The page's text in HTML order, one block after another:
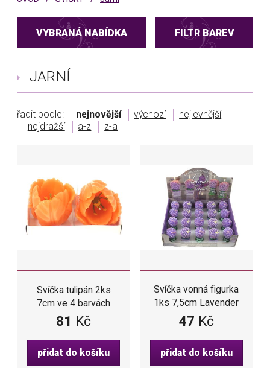
VYBRANÁ NABÍDKA FILTR BAREV
JARNÍ
řadit podle: nejnovější výchozí
nejlevnější
nejdražší
a-z z-a
Svíčka tulipán 2ks
7cm ve 4 barvách
81 Kč
přidat do košíku
Svíčka vonná figurka
1ks 7,5cm Lavender
bouquet
47 Kč
přidat do košíku